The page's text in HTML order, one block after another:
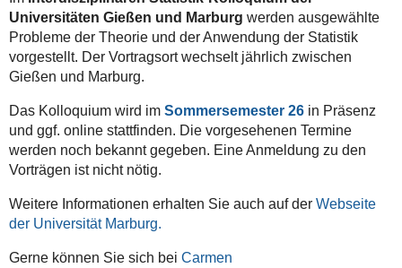
Universitäten Gießen und Marburg werden ausgewählte
Probleme der Theorie und der Anwendung der Statistik
vorgestellt. Der Vortragsort wechselt jährlich zwischen
Gießen und Marburg.
Das Kolloquium wird im Sommersemester 26in Präsenz
und ggf. online stattfinden. Die vorgesehenen Termine
werden noch bekannt gegeben. Eine Anmeldung zu den
Vorträgen ist nicht nötig.
Weitere Informationen erhalten Sie auch auf der Webseite
der Universität Marburg.
Gerne können Sie sich bei Carmen